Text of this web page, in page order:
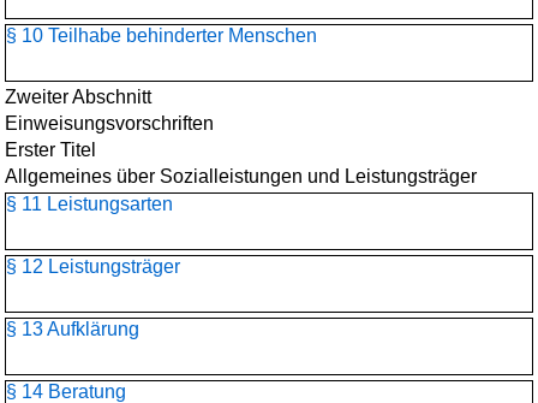
§ 10 Teilhabe behinderter Menschen
Zweiter Abschnitt
Einweisungsvorschriften
Erster Titel
Allgemeines über Sozialleistungen und Leistungsträger
§ 11 Leistungsarten
§ 12 Leistungsträger
§ 13 Aufklärung
§ 14 Beratung